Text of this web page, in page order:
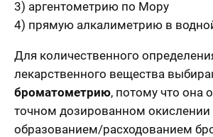
3) аргентометрию по Мору
4) прямую алкалиметрию в
Для количественного
лекарственного вещества
броматометрию, потому что она
точном дозированном
образованием/расходованием